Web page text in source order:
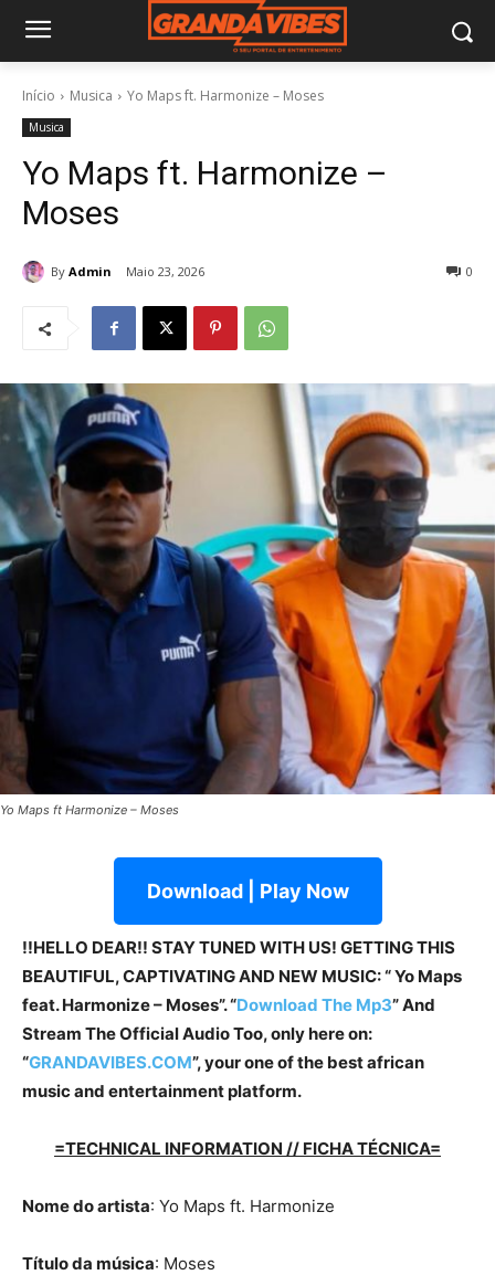
Início Musica Yo Maps ft. Harmonize – Moses
Musica
Yo Maps ft. Harmonize –
Moses
By Admin Maio 23, 2026 0
Yo Maps ft Harmonize – Moses
Download | Play Now
!!HELLO DEAR!! STAY TUNED WITH US! GETTING THIS
BEAUTIFUL, CAPTIVATING AND NEW MUSIC: “ Yo Maps
feat. Harmonize – Moses”. “Download The Mp3”And
Stream The Official Audio Too, only here on:
“GRANDAVIBES.COM”, your one of the best african
music and entertainment platform.
=TECHNICAL INFORMATION // FICHA TÉCNICA=
Nome do artista: Yo Maps ft. Harmonize
Título da música: Moses